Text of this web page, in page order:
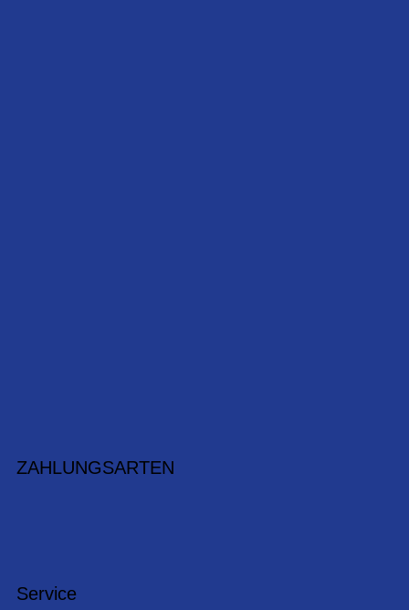
ZAHLUNGSARTEN
Service